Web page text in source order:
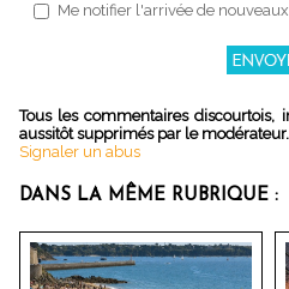
Me notifier l'arrivée de
Tous les commentaires discourtois,
aussitôt supprimés par le modérateur.
Signaler un abus
DANS LA MÊME RUBRIQUE :